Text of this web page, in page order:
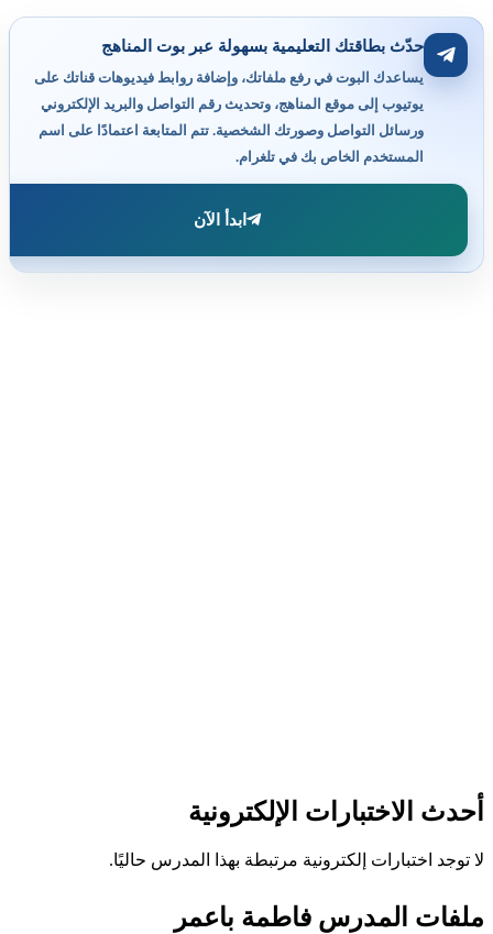
حدّث بطاقتك التعليمية بسهولة عبر بوت المناهج
يساعدك البوت في رفع ملفاتك، وإضافة روابط فيديوهات قناتك على
يوتيوب إلى موقع المناهج، وتحديث رقم التواصل والبريد الإلكتروني
ورسائل التواصل وصورتك الشخصية. تتم المتابعة اعتمادًا على اسم
المستخدم الخاص بك في تلغرام.
ابدأ الآن
الاختبارات الإلكترونية
توجد اختبارات إلكترونية مرتبطة بهذا المدرس حاليًا.
المدرس فاطمة باعمر